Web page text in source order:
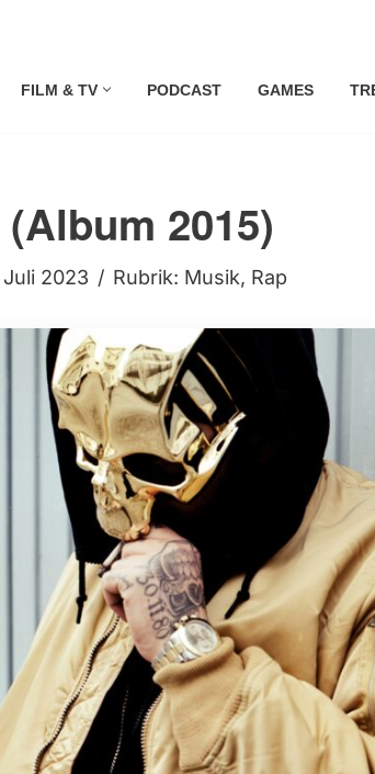
FILM & TV PODCAST GAMES
2015)
Juli 2023 Rubrik: Musik, Rap